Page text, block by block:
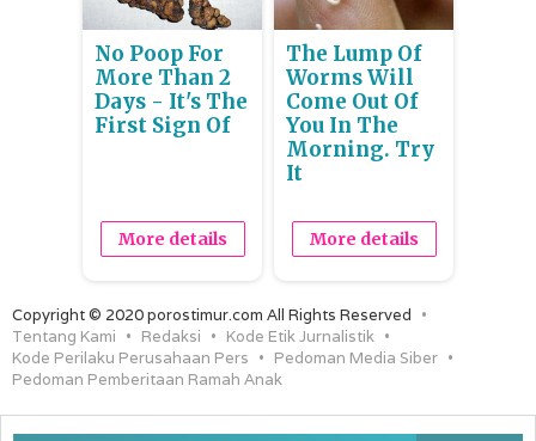
No Poop For
More Than 2
Days - It's The
First Sign Of
More details
The Lump Of
Worms Will
Come Out Of
You In The
Morning. Try
It
More details
Copyright © 2020 porostimur.com All Rights Reserved
Tentang Kami
Redaksi
Kode Etik Jurnalistik
Kode Perilaku Perusahaan Pers
Pedoman Media Siber
Pedoman Pemberitaan Ramah Anak